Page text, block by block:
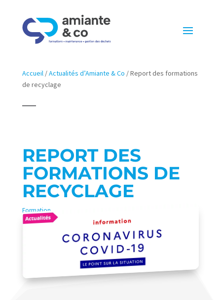
Accueil/Actualités d’Amiante & Co /Report des formations
de recyclage
REPORT DES
FORMATIONS DE
RECYCLAGE
Formation